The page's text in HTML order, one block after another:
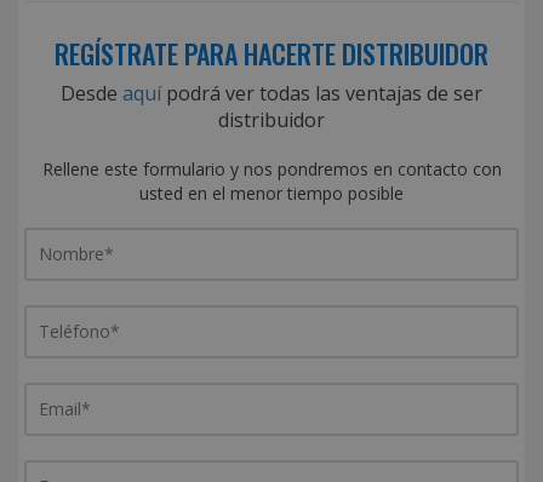
REGÍSTRATE PARA HACERTE DISTRIBUIDOR
Desde aquípodrá ver todas las ventajas de ser
distribuidor
Rellene este formulario y nos pondremos en contacto con
usted en el menor tiempo posible